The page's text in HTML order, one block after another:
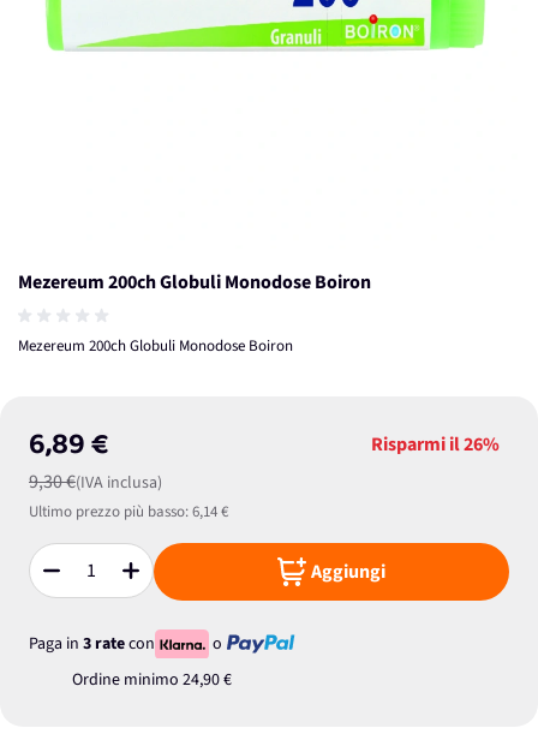
Mezereum 200ch Globuli Monodose Boiron
Mezereum 200ch Globuli Monodose Boiron
6,89 €
9,30 €(IVA inclusa)
Risparmi il26%
Ultimo prezzo più basso:6,14 €
Quantità Aggiungi
Paga in 3 ratecon
o
Ordine minimo 24,90 €